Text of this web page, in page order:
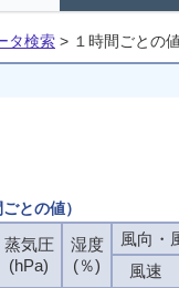
タ検索 > １時間ごとの
との値）
蒸気圧
(hPa)
湿度
(％)
風向・
風速